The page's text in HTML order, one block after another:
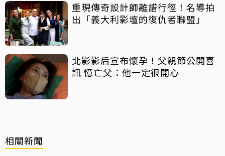
重現傳奇設計師離譜行徑！名導拍
出「義大利影壇的復仇者聯盟」
北影影后宣布懷孕！父親節公開喜
訊 憶亡父：他一定很開心
相關新聞